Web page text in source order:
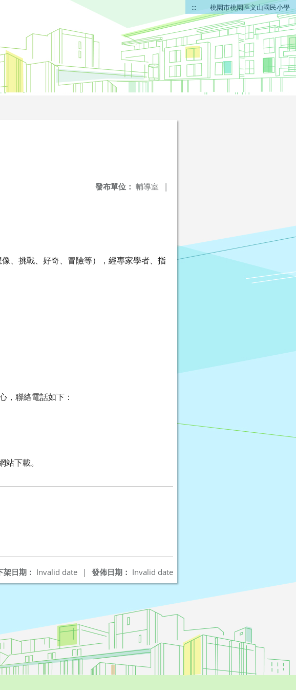
::: 桃園市桃園區文山國民小學
發布單位： 輔導室 |
、挑戰、好奇、冒險等），經專家學者、指
，聯絡電話如下：
下載。
發佈日期： Invalid date
架日期： Invalid date |